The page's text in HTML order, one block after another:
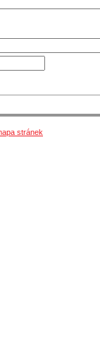
stránek